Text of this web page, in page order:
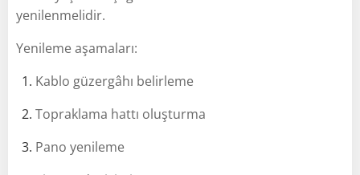
yenilenmelidir.
Yenileme aşamaları:
Kablo güzergâhı belirleme
Topraklama hattı oluşturma
Pano yenileme